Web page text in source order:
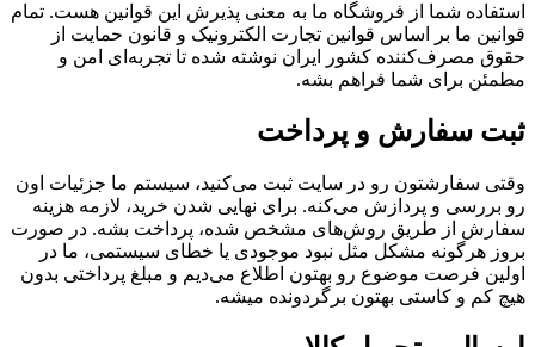
استفاده شما از فروشگاه ما به معنی پذیرش این قوانین هست. تمام
قوانین ما بر اساس قوانین تجارت الکترونیک و قانون حمایت از
حقوق مصرف‌کننده کشور ایران نوشته شده تا تجربه‌ای امن و
مطمئن برای شما فراهم بشه.
ثبت سفارش و پرداخت
وقتی سفارشتون رو در سایت ثبت می‌کنید، سیستم ما جزئیات اون
رو بررسی و پردازش می‌کنه. برای نهایی شدن خرید، لازمه هزینه
سفارش از طریق روش‌های مشخص شده، پرداخت بشه. در صورت
بروز هرگونه مشکل مثل نبود موجودی یا خطای سیستمی، ما در
اولین فرصت موضوع رو بهتون اطلاع می‌دیم و مبلغ پرداختی بدون
هیچ کم و کاستی بهتون برگردونده میشه.